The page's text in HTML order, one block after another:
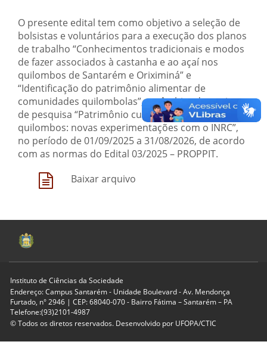
O presente edital tem como objetivo a seleção de
bolsistas e voluntários para a execução dos planos
de trabalho “Conhecimentos tradicionais e modos
de fazer associados à castanha e ao açaí nos
quilombos de Santarém e Oriximiná” e
“Identificação do patrimônio alimentar de
comunidades quilombolas”, no âmbito do projeto
de pesquisa “Patrimônio cultural-natural de
quilombos: novas experimentações com o INRC”,
no período de 01/09/2025 a 31/08/2026, de acordo
com as normas do Edital 03/2025 – PROPPIT.
Baixar arquivo
Instituto de Ciências da Sociedade
Endereço: Campus Santarém - Unidade Boulevard - Av. Mendonça
Furtado, n° 2946 | CEP: 68040-070 - Bairro Fátima – Santarém – PA
Telefone:(93)2101-4987
© Todos os diretos reservados. Desenvolvido por UFOPA/CTIC